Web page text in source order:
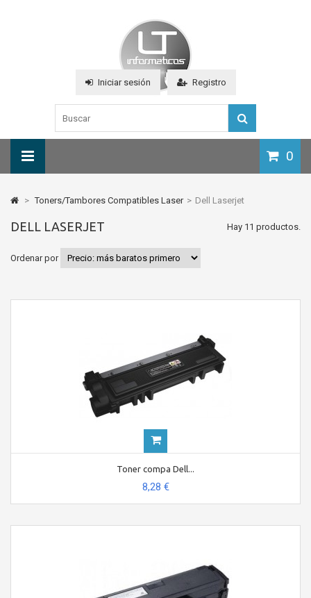
Iniciar sesión Registro
0
> Toners/Tambores Compatibles Laser > Dell Laserjet
DELL LASERJET Hay 11 productos.
Ordenar por
Toner compa Dell...
8,28 €